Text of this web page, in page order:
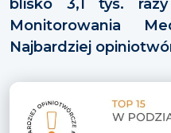
blisko 3,1 tys.
Monitorowania
Najbardziej